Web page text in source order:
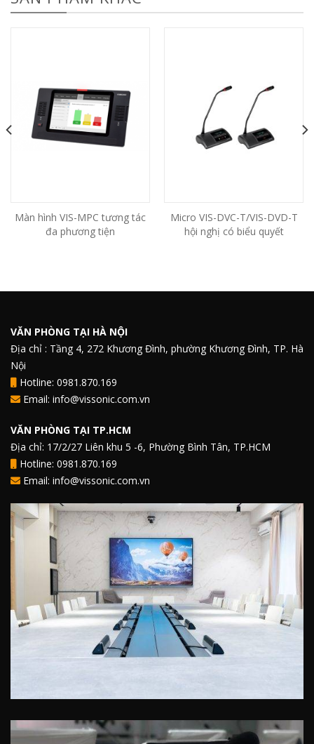
Màn hình VIS-MPC tương tác
đa phương tiện
Micro VIS-DVC-T/VIS-DVD-T
hội nghị có biểu quyết
VĂN PHÒNG TẠI HÀ NỘI
Địa chỉ : Tầng 4, 272 Khương Đình, phường Khương Đình, TP. Hà
Nội
Hotline: 0981.870.169
Email: info@vissonic.com.vn
VĂN PHÒNG TẠI TP.HCM
Địa chỉ: 17/2/27 Liên khu 5 -6, Phường Bình Tân, TP.HCM
Hotline: 0981.870.169
Email: info@vissonic.com.vn